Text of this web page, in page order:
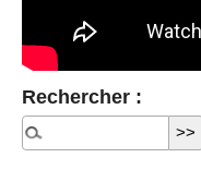
Rechercher :